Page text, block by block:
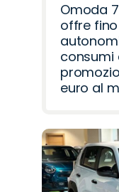
Omoda
offre fino
consumi
euro al